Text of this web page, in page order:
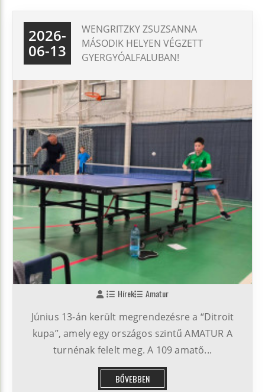
2026-
06-13
WENGRITZKY ZSUZSANNA
MÁSODIK HELYEN VÉGZETT
GYERGYÓALFALUBAN!
Hírek Amatur
Június 13-án került megrendezésre a “Ditroit
kupa”, amely egy országos szintű AMATUR A
turnénak felelt meg. A 109 amatő...
BŐVEBBEN